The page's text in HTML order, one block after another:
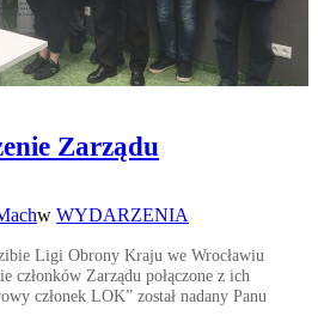
Zarządu
w WYDARZENIA
Ligi Obrony Kraju we Wrocławiu
członków Zarządu połączone z ich
członek LOK” został nadany Panu